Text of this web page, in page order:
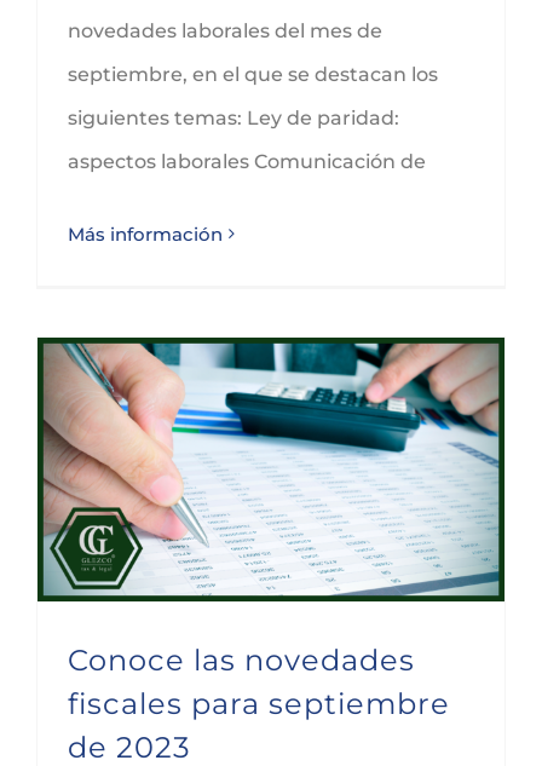
novedades laborales del mes de
septiembre, en el que se destacan los
siguientes temas: Ley de paridad:
aspectos laborales Comunicación de
Más información
Conoce las novedades
fiscales para septiembre
de 2023